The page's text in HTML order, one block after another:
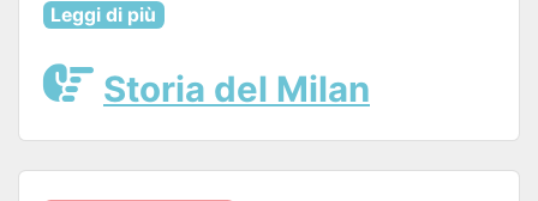
Leggi di più
Storia del Milan